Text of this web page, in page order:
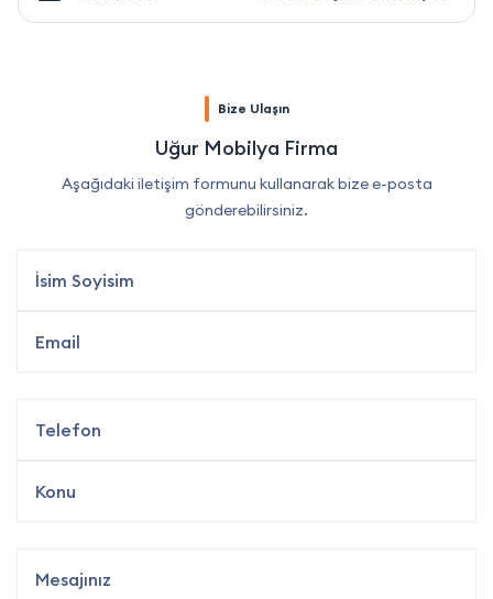
Bize Ulaşın
Uğur Mobilya Firma
Aşağıdaki iletişim formunu kullanarak bize e-posta
gönderebilirsiniz.